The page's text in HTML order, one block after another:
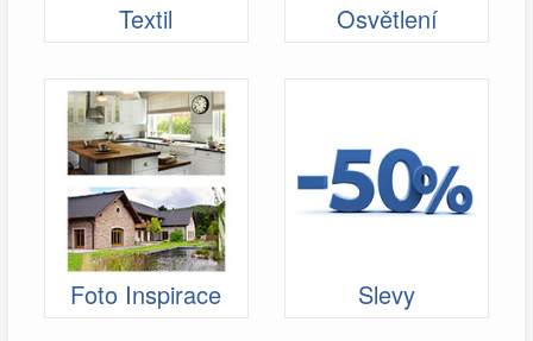
Textil Osvětlení
Foto Inspirace Slevy